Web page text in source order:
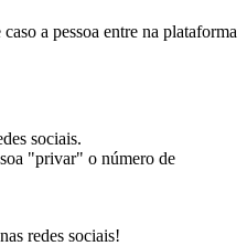
a pessoa entre na plataforma
sociais.
"privar" o número de
redes sociais!